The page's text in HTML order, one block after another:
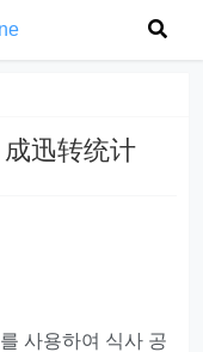
迅转统计
사용하여 식사 공